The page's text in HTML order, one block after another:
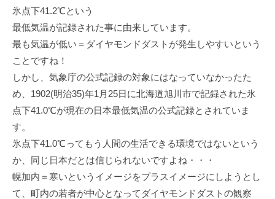
氷点下41.2℃という
最低気温が記録された事に由来しています。
最も気温が低い＝ダイヤモンドダストが発生しやすいという
ことですね！
しかし、気象庁の公式記録の対象にはなっていなかったた
め、1902(明治35)年1月25日に北海道旭川市で記録された氷
点下41.0℃が現在の日本最低気温の公式記録とされていま
す。
氷点下41.0℃ってもう人間の生活できる環境ではないという
か、同じ日本だとは信じられないですよね・・・
幌加内＝寒いというイメージをプラスイメージにしようとし
て、町内の若者が中心となってダイヤモンドダストの観察